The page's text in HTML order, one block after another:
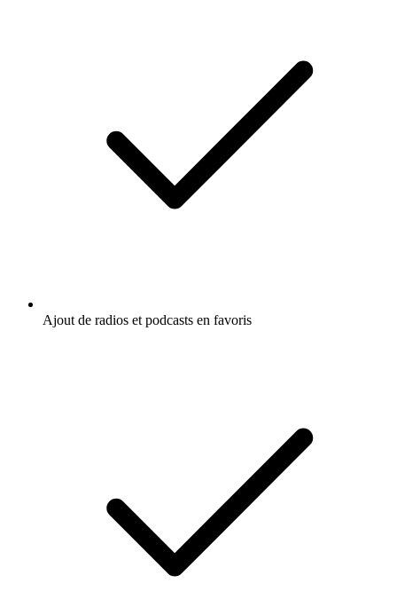
Ajout de radios et podcasts en favoris